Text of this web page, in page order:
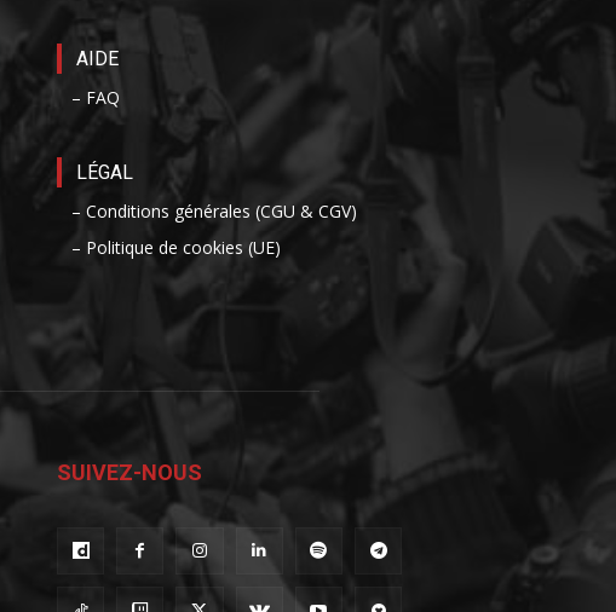
AIDE
– FAQ
LÉGAL
– Conditions générales (CGU & CGV)
– Politique de cookies (UE)
SUIVEZ-NOUS